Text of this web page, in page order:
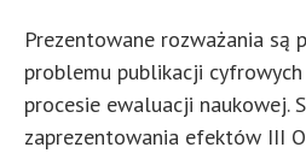
Prezentowane rozważania są
problemu publikacji
procesie ewaluacji naukowej.
zaprezentowania efektów III